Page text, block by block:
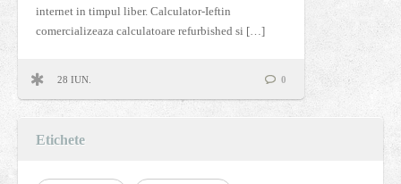
internet in timpul liber. Calculator-Ieftin
comercializeaza calculatoare refurbished si […]
28 IUN. 0
Etichete